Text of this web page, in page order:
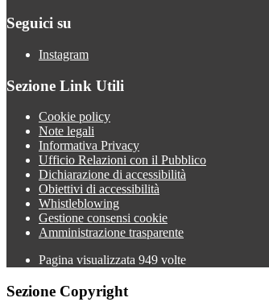
Seguici su
Instagram
Sezione Link Utili
Cookie policy
Note legali
Informativa Privacy
Ufficio Relazioni con il Pubblico
Dichiarazione di accessibilità
Obiettivi di accessibilità
Whistleblowing
Gestione consensi cookie
Amministrazione trasparente
Pagina visualizzata 949 volte
Sezione Copyright